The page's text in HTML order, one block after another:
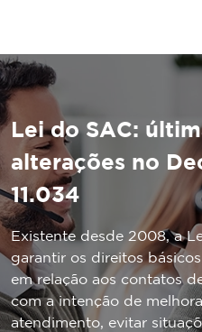
Lei do SAC:
alterações no
11.034
Existente desde 2008, a
garantir os direitos
em relação aos contatos
com a intenção de
atendimento, evitar